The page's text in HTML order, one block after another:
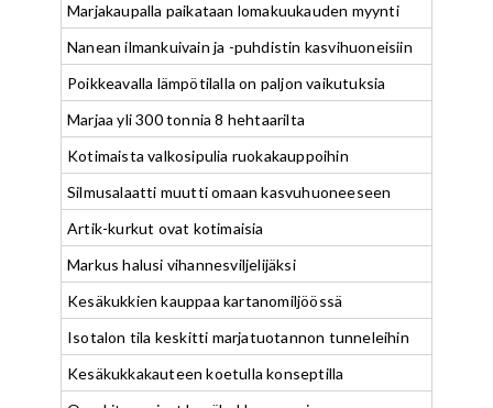
Marjakaupalla paikataan lomakuukauden myynti
Nanean ilmankuivain ja -puhdistin kasvihuoneisiin
Poikkeavalla lämpötilalla on paljon vaikutuksia
Marjaa yli 300 tonnia 8 hehtaarilta
Kotimaista valkosipulia ruokakauppoihin
Silmusalaatti muutti omaan kasvuhuoneeseen
Artik-kurkut ovat kotimaisia
Markus halusi vihannesviljelijäksi
Kesäkukkien kauppaa kartanomiljöössä
Isotalon tila keskitti marjatuotannon tunneleihin
Kesäkukkakauteen koetulla konseptilla